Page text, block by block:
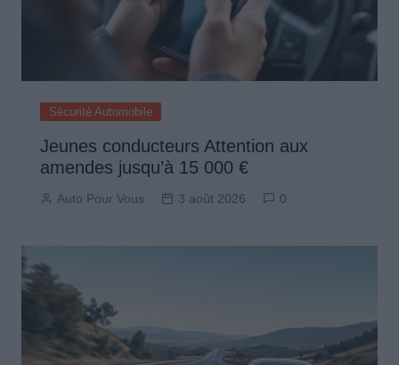
Sécurité Automobile
Jeunes conducteurs Attention aux
amendes jusqu’à 15 000 €
Auto Pour Vous 3 août 2026 0